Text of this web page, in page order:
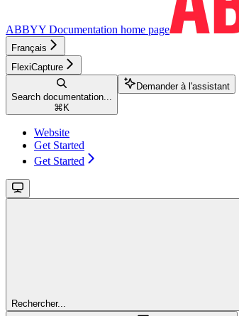
ABBYY Documentation home page
Français
FlexiCapture
Search documentation...
⌘ K
Demander à l'assistant
Website
Get Started
Get Started
Rechercher...